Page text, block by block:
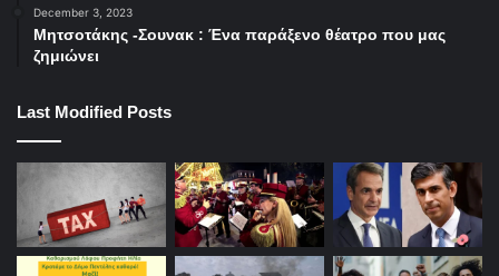
December 3, 2023
Μητσοτάκης -Σουνακ : Ένα παράξενο θέατρο που μας
ζημιώνει
Last Modified Posts